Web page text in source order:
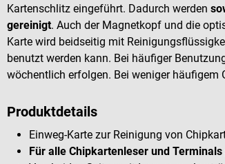
Kartenschlitz eingeführt. Dadurch werden
gereinigt. Auch der Magnetkopf und die
Karte wird beidseitig mit
benutzt werden kann. Bei häufiger
wöchentlich erfolgen. Bei weniger häufigem
Produktdetails
Einweg-Karte zur Reinigung von
Für alle Chipkartenleser und